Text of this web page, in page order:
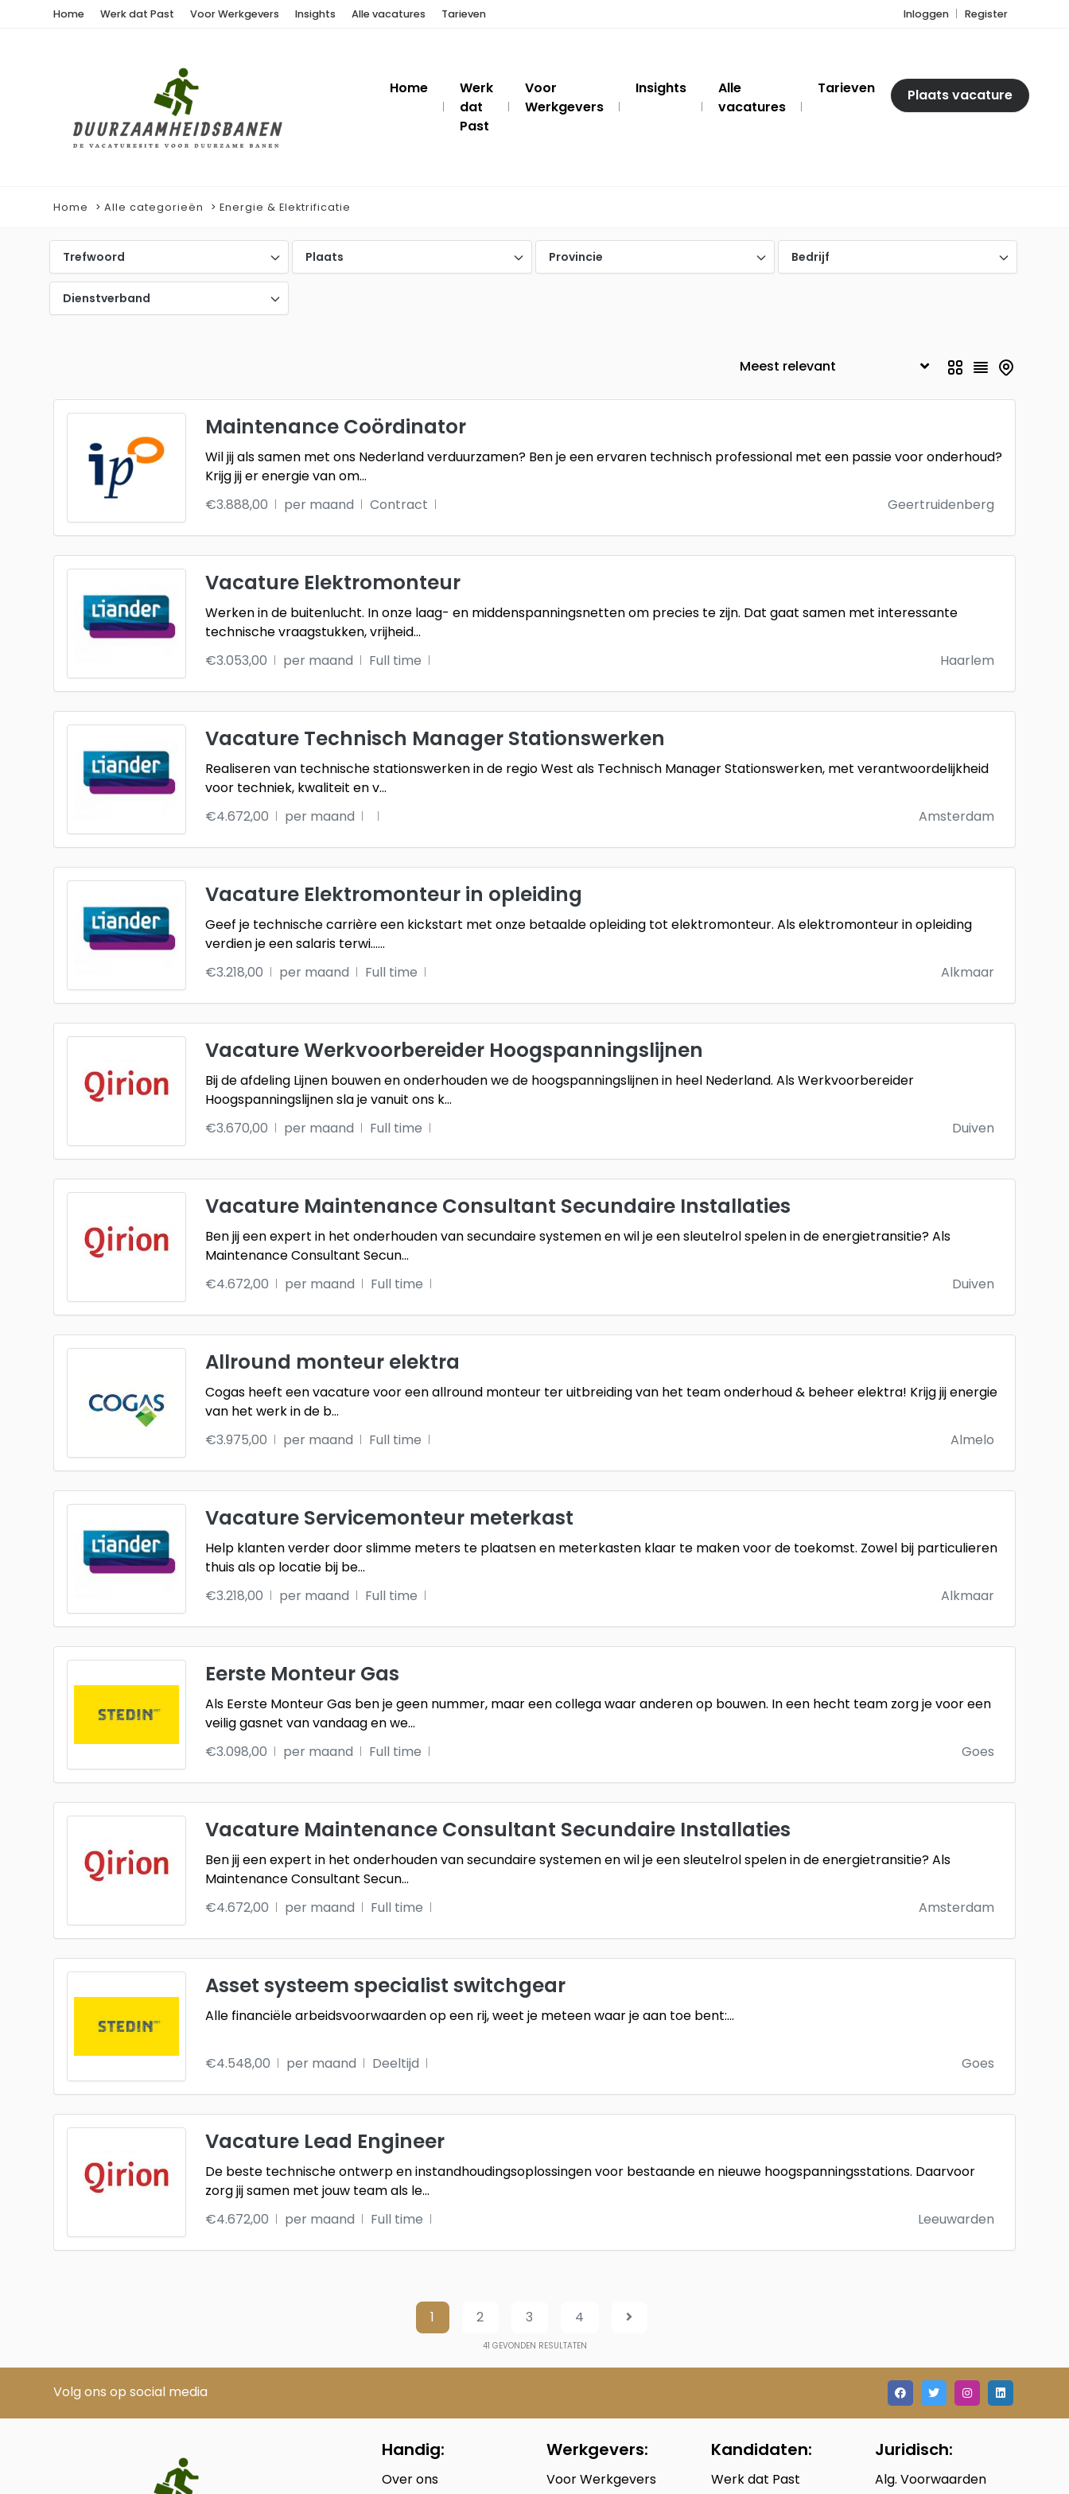
Home Werk dat Past Voor Werkgevers Insights Alle vacatures Tarieven Inloggen Register
Home
Werk
dat
Past
Voor
Werkgevers
Insights
Alle
vacatures
Tarieven Plaats vacature
Home Alle categorieën Energie & Elektrificatie
Trefwoord Plaats Provincie Bedrijf
Dienstverband
Maintenance Coördinator
Wil jij als samen met ons Nederland verduurzamen? Ben je een ervaren technisch professional met een passie voor onderhoud?
Krijg jij er energie van om...
€3.888,00
per maand Contract Geertruidenberg
Vacature Elektromonteur
Werken in de buitenlucht. In onze laag- en middenspanningsnetten om precies te zijn. Dat gaat samen met interessante
technische vraagstukken, vrijheid...
€3.053,00
per maand Full time Haarlem
Vacature Technisch Manager Stationswerken
Realiseren van technische stationswerken in de regio West als Technisch Manager Stationswerken, met verantwoordelijkheid
voor techniek, kwaliteit en v...
€4.672,00
per maand Amsterdam
Vacature Elektromonteur in opleiding
Geef je technische carrière een kickstart met onze betaalde opleiding tot elektromonteur. Als elektromonteur in opleiding
verdien je een salaris terwi......
€3.218,00
per maand Full time Alkmaar
Vacature Werkvoorbereider Hoogspanningslijnen
Bij de afdeling Lijnen bouwen en onderhouden we de hoogspanningslijnen in heel Nederland. Als Werkvoorbereider
Hoogspanningslijnen sla je vanuit ons k...
€3.670,00
per maand Full time Duiven
Vacature Maintenance Consultant Secundaire Installaties
Ben jij een expert in het onderhouden van secundaire systemen en wil je een sleutelrol spelen in de energietransitie? Als
Maintenance Consultant Secun...
€4.672,00
per maand Full time Duiven
Allround monteur elektra
Cogas heeft een vacature voor een allround monteur ter uitbreiding van het team onderhoud & beheer elektra! Krijg jij energie
van het werk in de b...
€3.975,00
per maand Full time Almelo
Vacature Servicemonteur meterkast
Help klanten verder door slimme meters te plaatsen en meterkasten klaar te maken voor de toekomst. Zowel bij particulieren
thuis als op locatie bij be...
€3.218,00
per maand Full time Alkmaar
Eerste Monteur Gas
Als Eerste Monteur Gas ben je geen nummer, maar een collega waar anderen op bouwen. In een hecht team zorg je voor een
veilig gasnet van vandaag en we...
€3.098,00
per maand Full time Goes
Vacature Maintenance Consultant Secundaire Installaties
Ben jij een expert in het onderhouden van secundaire systemen en wil je een sleutelrol spelen in de energietransitie? Als
Maintenance Consultant Secun...
€4.672,00
per maand Full time Amsterdam
Asset systeem specialist switchgear
Alle financiële arbeidsvoorwaarden op een rij, weet je meteen waar je aan toe bent:...
€4.548,00 per maand Deeltijd Goes
Vacature Lead Engineer
De beste technische ontwerp en instandhoudingsoplossingen voor bestaande en nieuwe hoogspanningsstations. Daarvoor
zorg jij samen met jouw team als le...
€4.672,00
per maand Full time Leeuwarden
1 2 3 4
41 GEVONDEN RESULTATEN
Volg ons op social media
Handig:
Over ons
Werkgevers:
Voor Werkgevers
Kandidaten:
Werk dat Past
Juridisch:
Alg. Voorwaarden